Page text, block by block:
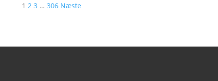
1 2 3 … 306 Næste